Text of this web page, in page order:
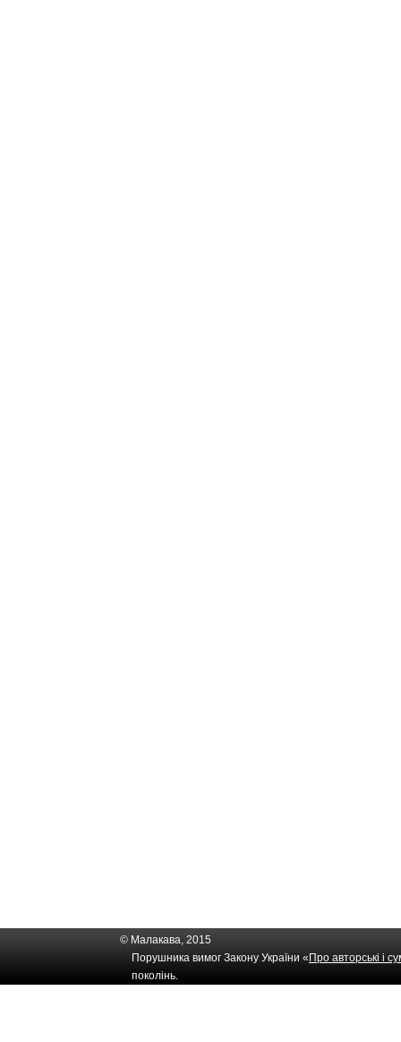
© Малакава, 2015
Порушника вимог Закону України « Про авторські і
поколінь.